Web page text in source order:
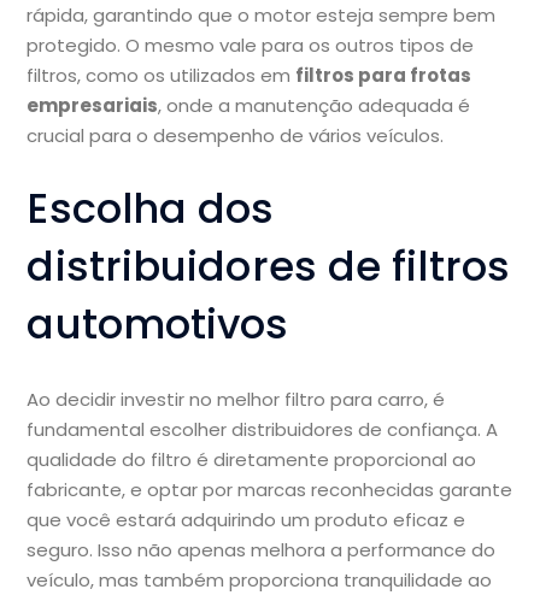
rápida, garantindo que o motor esteja sempre bem
protegido. O mesmo vale para os outros tipos de
filtros, como os utilizados em filtros para frotas
empresariais, onde a manutenção adequada é
crucial para o desempenho de vários veículos.
Escolha dos
distribuidores de filtros
automotivos
Ao decidir investir no melhor filtro para carro, é
fundamental escolher distribuidores de confiança. A
qualidade do filtro é diretamente proporcional ao
fabricante, e optar por marcas reconhecidas garante
que você estará adquirindo um produto eficaz e
seguro. Isso não apenas melhora a performance do
veículo, mas também proporciona tranquilidade ao